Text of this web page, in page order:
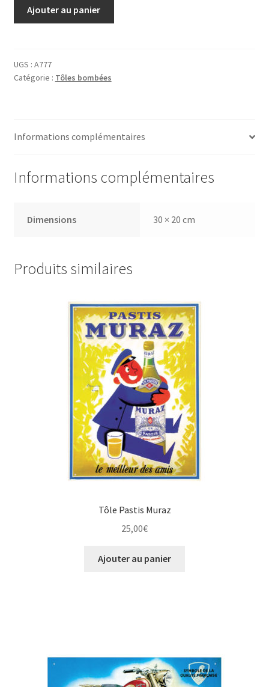
Road
NW8
Ajouter au panier
UGS : A777
Catégorie : Tôles bombées
Informations complémentaires
Informations complémentaires
Dimensions 30 × 20 cm
Produits similaires
Tôle Pastis Muraz
25,00€
Ajouter au panier